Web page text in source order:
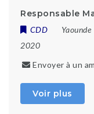
Responsable
CDD Yaounde
2020
Envoyer à un
Voir plus